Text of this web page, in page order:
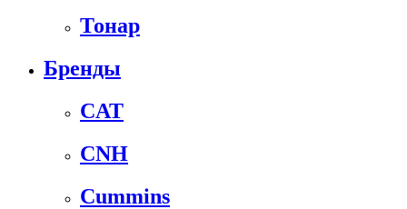
Тонар
Бренды
CAT
CNH
Cummins